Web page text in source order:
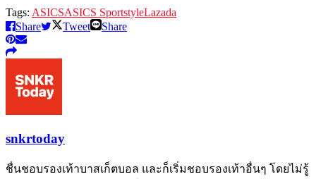
Tags: ASICSASICS SportstyleLazada
Share
Tweet Share
snkrtoday
ชื่นชอบรองเท้าบาสเก็ตบอล และก็เริ่มชอบรองเท้าอื่นๆ โดยไม่รู้